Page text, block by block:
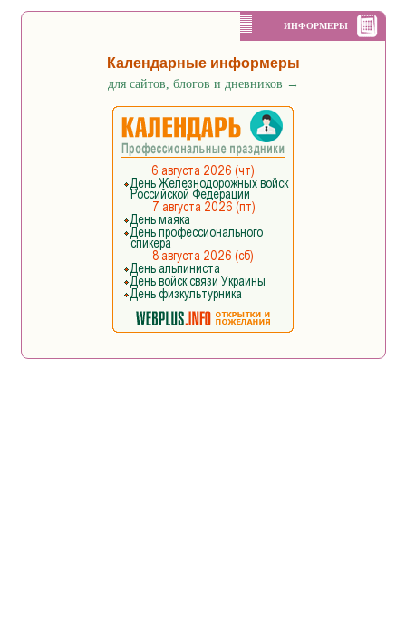
ИНФОРМЕРЫ
Календарные информеры
для сайтов, блогов и дневников →